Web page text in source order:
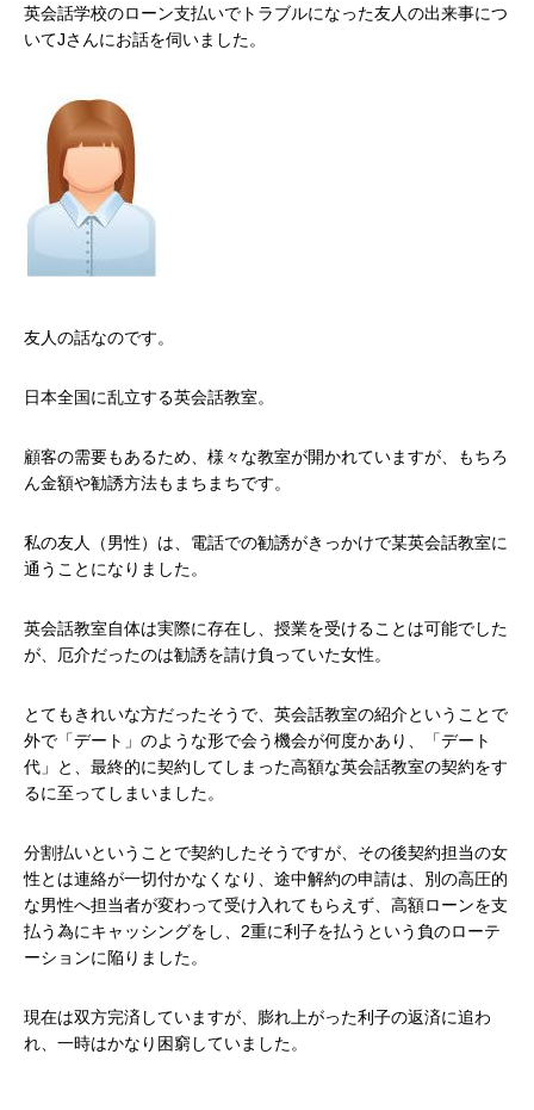
英会話学校のローン支払いでトラブルになった友人の出来事につ
いてJさんにお話を伺いました。
友人の話なのです。
日本全国に乱立する英会話教室。
顧客の需要もあるため、様々な教室が開かれていますが、もちろ
ん金額や勧誘方法もまちまちです。
私の友人（男性）は、電話での勧誘がきっかけで某英会話教室に
通うことになりました。
英会話教室自体は実際に存在し、授業を受けることは可能でした
が、厄介だったのは勧誘を請け負っていた女性。
とてもきれいな方だったそうで、英会話教室の紹介ということで
外で「デート」のような形で会う機会が何度かあり、「デート
代」と、最終的に契約してしまった高額な英会話教室の契約をす
るに至ってしまいました。
分割払いということで契約したそうですが、その後契約担当の女
性とは連絡が一切付かなくなり、途中解約の申請は、別の高圧的
な男性へ担当者が変わって受け入れてもらえず、高額ローンを支
払う為にキャッシングをし、2重に利子を払うという負のローテ
ーションに陥りました。
現在は双方完済していますが、膨れ上がった利子の返済に追わ
れ、一時はかなり困窮していました。